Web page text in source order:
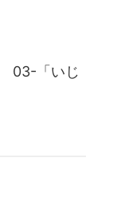
03-「いじ